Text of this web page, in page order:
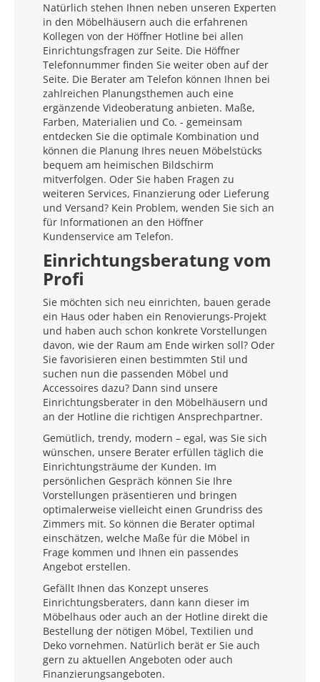
Natürlich stehen Ihnen neben unseren Experten
in den Möbelhäusern auch die erfahrenen
Kollegen von der Höffner Hotline bei allen
Einrichtungsfragen zur Seite. Die Höffner
Telefonnummer finden Sie weiter oben auf der
Seite. Die Berater am Telefon können Ihnen bei
zahlreichen Planungsthemen auch eine
ergänzende Videoberatung anbieten. Maße,
Farben, Materialien und Co. - gemeinsam
entdecken Sie die optimale Kombination und
können die Planung Ihres neuen Möbelstücks
bequem am heimischen Bildschirm
mitverfolgen. Oder Sie haben Fragen zu
weiteren Services, Finanzierung oder Lieferung
und Versand? Kein Problem, wenden Sie sich an
für Informationen an den Höffner
Kundenservice am Telefon.
Einrichtungsberatung vom
Profi
Sie möchten sich neu einrichten, bauen gerade
ein Haus oder haben ein Renovierungs-Projekt
und haben auch schon konkrete Vorstellungen
davon, wie der Raum am Ende wirken soll? Oder
Sie favorisieren einen bestimmten Stil und
suchen nun die passenden Möbel und
Accessoires dazu? Dann sind unsere
Einrichtungsberater in den Möbelhäusern und
an der Hotline die richtigen Ansprechpartner.
Gemütlich, trendy, modern – egal, was Sie sich
wünschen, unsere Berater erfüllen täglich die
Einrichtungsträume der Kunden. Im
persönlichen Gespräch können Sie Ihre
Vorstellungen präsentieren und bringen
optimalerweise vielleicht einen Grundriss des
Zimmers mit. So können die Berater optimal
einschätzen, welche Maße für die Möbel in
Frage kommen und Ihnen ein passendes
Angebot erstellen.
Gefällt Ihnen das Konzept unseres
Einrichtungsberaters, dann kann dieser im
Möbelhaus oder auch an der Hotline direkt die
Bestellung der nötigen Möbel, Textilien und
Deko vornehmen. Natürlich berät er Sie auch
gern zu aktuellen Angeboten oder auch
Finanzierungsangeboten.